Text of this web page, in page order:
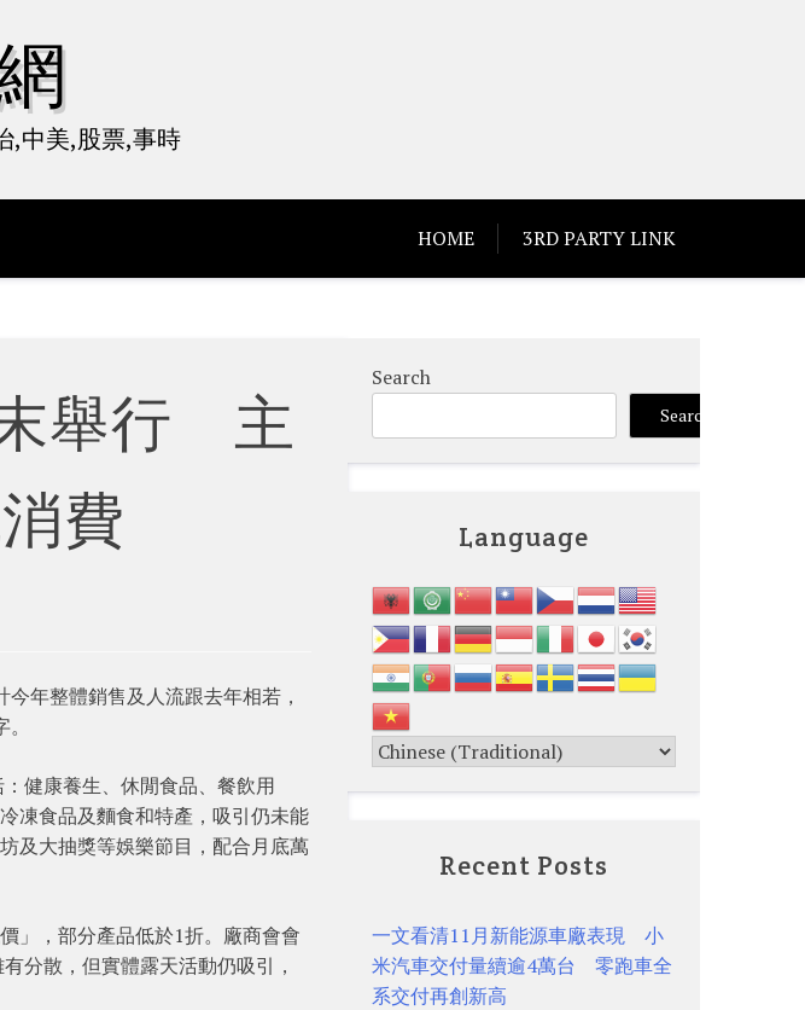
,中美,股票,事時
HOME 3RD PARTY LINK
舉行 主
費
年整體銷售及人流跟去年相若，
健康養生、休閒食品、餐飲用
凍食品及麵食和特產，吸引仍未能
及大抽獎等娛樂節目，配合月底萬
」，部分產品低於1折。廠商會會
分散，但實體露天活動仍吸引，
Search
Search
Language
Recent Posts
一文看清11月新能源車廠表現 小
米汽車交付量續逾4萬台 零跑車全
系交付再創新高